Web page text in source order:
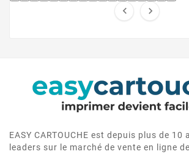
 
EASY CARTOUCHE est depuis plus de 10
leaders sur le marché de vente en ligne